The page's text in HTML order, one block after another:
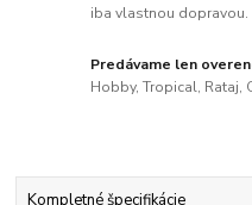
iba vlastnou dopravou.
Predávame len
Hobby, Tropical, Rataj,
Kompletné špecifikácie